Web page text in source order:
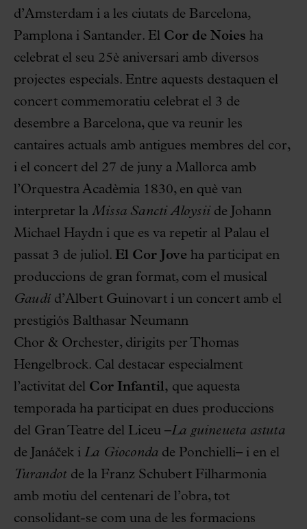
d’Amsterdam i a les ciutats de Barcelona,
Pamplona i Santander. El Cor de Noies ha
celebrat el seu 25è aniversari amb diversos
projectes especials. Entre aquests destaquen el
concert commemoratiu celebrat el 3 de
desembre a Barcelona, que va reunir les
cantaires actuals amb antigues membres del cor,
i el concert del 27 de juny a Mallorca amb
l’Orquestra Acadèmia 1830, en què van
interpretar la Missa Sancti Aloysii de Johann
Michael Haydn i que es va repetir al Palau el
passat 3 de juliol. El Cor Jove ha participat en
produccions de gran format, com el musical
Gaudí d’Albert Guinovart i un concert amb el
prestigiós Balthasar Neumann
Chor & Orchester, dirigits per Thomas
Hengelbrock. Cal destacar especialment
l’activitat del Cor Infantil, que aquesta
temporada ha participat en dues produccions
del Gran Teatre del Liceu –La guineueta astuta
de Janáček i La Gioconda de Ponchielli– i en el
Turandot de la Franz Schubert Filharmonia
amb motiu del centenari de l’obra, tot
consolidant-se com una de les formacions